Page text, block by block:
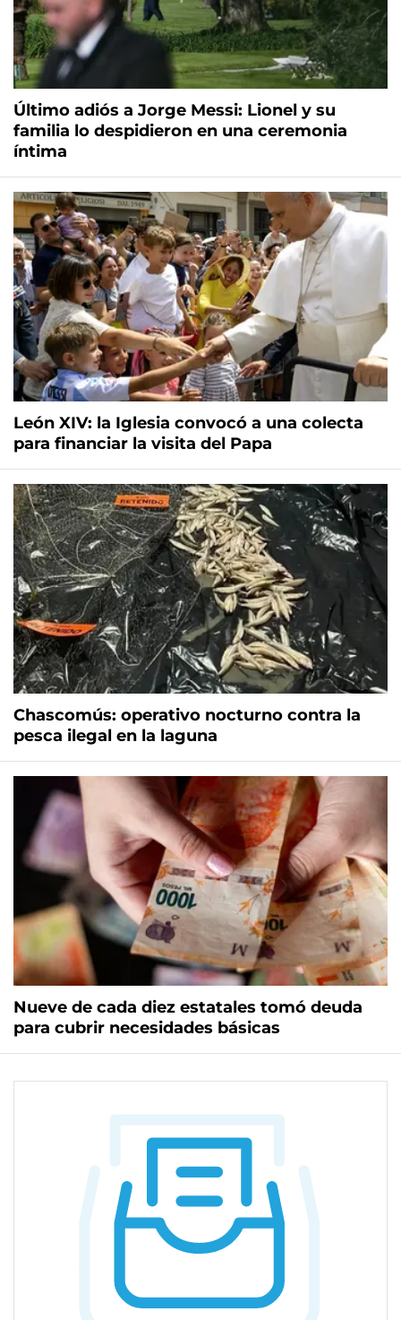
Último adiós a Jorge Messi: Lionel y su
familia lo despidieron en una ceremonia
íntima
León XIV: la Iglesia convocó a una colecta
para financiar la visita del Papa
Chascomús: operativo nocturno contra la
pesca ilegal en la laguna
Nueve de cada diez estatales tomó deuda
para cubrir necesidades básicas